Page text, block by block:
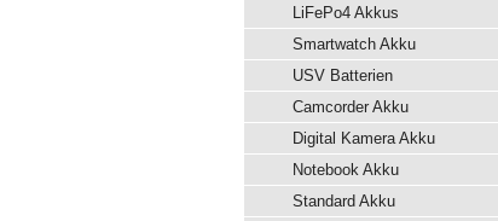
LiFePo4 Akkus
Smartwatch Akku
USV Batterien
Camcorder Akku
Digital Kamera Akku
Notebook Akku
Standard Akku